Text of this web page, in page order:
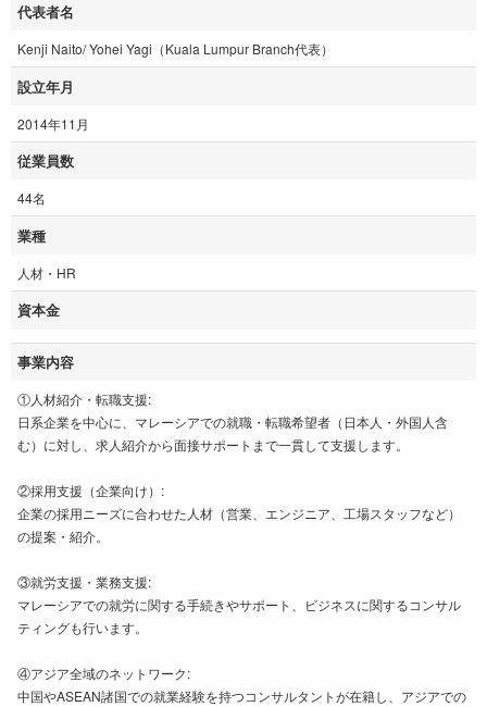
代表者名
Kenji Naito/ Yohei Yagi（Kuala Lumpur Branch代表）
設立年月
2014年11月
従業員数
44名
業種
人材・HR
資本金
事業内容
①人材紹介・転職支援:
日系企業を中心に、マレーシアでの就職・転職希望者（日本人・外国人含
む）に対し、求人紹介から面接サポートまで一貫して支援します。
②採用支援（企業向け）:
企業の採用ニーズに合わせた人材（営業、エンジニア、工場スタッフなど）
の提案・紹介。
③就労支援・業務支援:
マレーシアでの就労に関する手続きやサポート、ビジネスに関するコンサル
ティングも行います。
④アジア全域のネットワーク:
中国やASEAN諸国での就業経験を持つコンサルタントが在籍し、アジアでの